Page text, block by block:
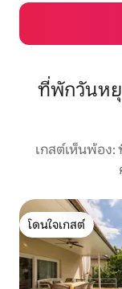
ที่พักวันหยุ
เกสต์เห็นพ้อง
โดนใจเกสต์
โดนใจเกสต์